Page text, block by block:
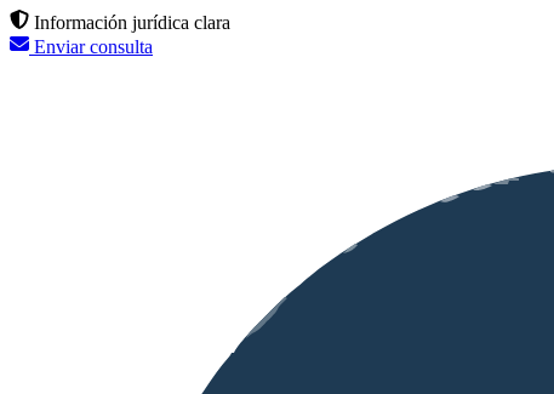
Información jurídica clara
Enviar consulta